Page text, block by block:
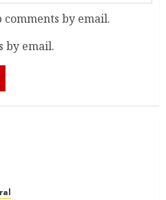
by email.
by email.